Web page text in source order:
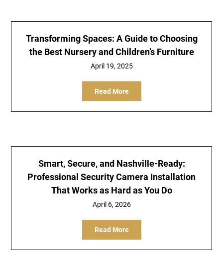
Transforming Spaces: A Guide to Choosing
the Best Nursery and Children’s Furniture
April 19, 2025
Read More
Smart, Secure, and Nashville-Ready:
Professional Security Camera Installation
That Works as Hard as You Do
April 6, 2026
Read More